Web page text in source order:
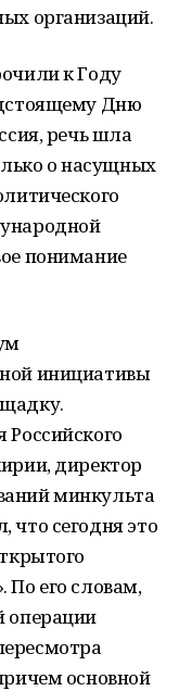
организаций.
к Году
Дню
речь шла
о насущных
понимание
инициативы
Российского
директор
минкульта
сегодня это
По его словам,
операции
основной